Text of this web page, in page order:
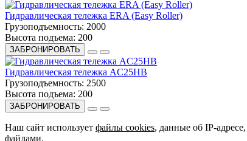
Гидравлическая тележка ERA (Easy Roller)
Грузоподъемность: 2000
Высота подъема: 200
ЗАБРОНИРОВАТЬ
Гидравлическая тележка AC25HB
Грузоподъемность: 2500
Высота подъема: 200
ЗАБРОНИРОВАТЬ
Наш сайт использует файлы cookies, данные об IP-
файлами.